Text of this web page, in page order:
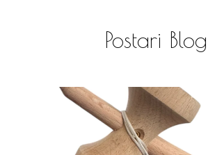
Postari Blog